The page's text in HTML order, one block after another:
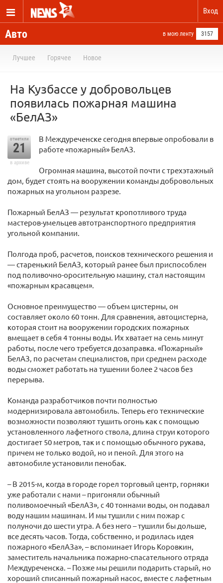
Вход
Авто в мою ленту 3157
Лучшее Горячее Новое
На Кузбассе у добровольцев
появилась пожарная машина
«БелАЗ»
отметили
21
в архиве
В Междуреченске сегодня впервые опробовали в
работе «пожарный» БелАЗ.
Огромная машина, высотой почти с трехэтажный
дом, будет стоять на вооружении команды добровольных
пожарных на угольном разрезе.
Пожарный БелАЗ — результат кропотливого труда
мастеров-умельцев автотранспортного предприятия
угольной компании.
Полгода проб, расчетов, поисков технического решения и
— старенький БелАЗ, который ранее был приспособлен
под поливочно-оросительную машину, стал настоящим
«пожарным красавцем».
Основное преимущество — объем цистерны, он
составляет около 60 тонн. Для сравнения, автоцистерна,
которая стоит на вооружении городских пожарных
вмещает в себя 4 тонны воды. Их хватает на семь минут
работы, после чего требуется дозаправка. «Пожарный»
БелАЗ, по расчетам специалистов, при среднем расходе
воды сможет работать на тушении более 2 часов без
перерыва.
Команда разработчиков почти полностью
модернизировала автомобиль. Теперь его технические
возможности позволяют тушить огонь как с помощью
установленного лафетного ствола, длина струи которого
достигает 50 метров, так и с помощью обычного рукава,
причем не только водой, но и пеной. Для этого на
автомобиле установили пенобак.
– В 2015-м, когда в городе горел торговый центр, горняки
уже работали с нами – пригоняли обычный
поливомоечный «БелАЗ», с 40 тоннами воды, он подавал
воду нашим машинам. И мы тушили с ним пожар с
полуночи до шести утра. А без него – тушили бы дольше,
все десять часов. Тогда, собственно, и родилась идея
пожарного «БелАЗа», – вспоминает Игорь Коровкин,
заместитель начальника пожарно-спасательного отряда
Междуреченска. – Позже мы решили подарить старый, но
хороший списанный пожарный насос, вместе с лафетным